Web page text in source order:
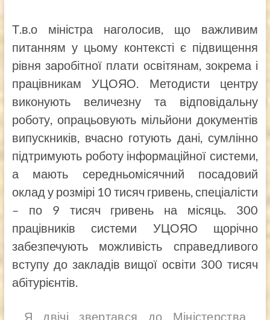
Т.в.о міністра наголосив, що важливим
питанням у цьому контексті є підвищення
рівня заробітної плати освітянам, зокрема і
працівникам УЦОЯО. Методисти центру
виконують величезну та відповідальну
роботу, опрацьовують мільйони документів
випускників, вчасно готують дані, сумлінно
підтримують роботу інформаційної системи,
а мають середньомісячний посадовий
оклад у розмірі 10 тисяч гривень, спеціалісти
– по 9 тисяч гривень на місяць. 300
працівників системи УЦОЯО щорічно
забезпечують можливість справедливого
вступу до закладів вищої освіти 300 тисяч
абітурієнтів.
Я двічі звертався до Міністерства